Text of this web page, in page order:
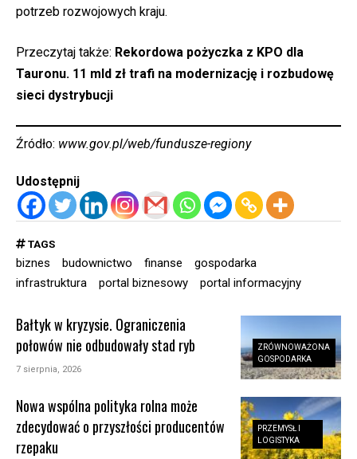
potrzeb rozwojowych kraju.
Przeczytaj także: Rekordowa pożyczka z KPO dla
Tauronu. 11 mld zł trafi na modernizację i rozbudowę
sieci dystrybucji
Źródło: www.gov.pl/web/fundusze-regiony
Udostępnij
TAGS
biznes budownictwo finanse
gospodarka
infrastruktura
portal biznesowy portal informacyjny
ZRÓWNOWAŻONA
GOSPODARKA
Bałtyk w kryzysie. Ograniczenia
połowów nie odbudowały stad ryb
7 sierpnia, 2026
PRZEMYSŁ I
LOGISTYKA
Nowa wspólna polityka rolna może
zdecydować o przyszłości producentów
rzepaku